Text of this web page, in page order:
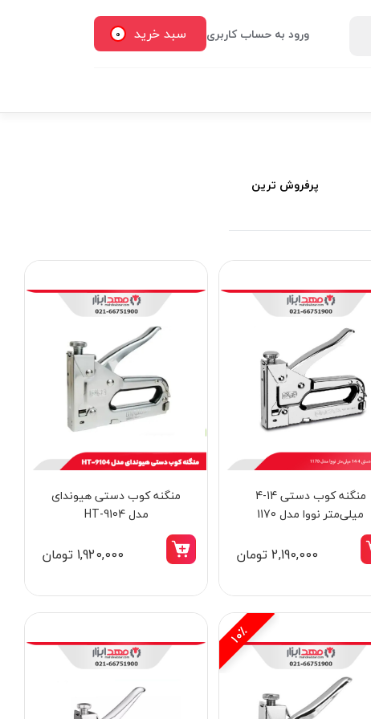
ورود به حساب کاربری سبد خرید 0
5٪
پرفروش ترین
منگنه کوب دستی 14-4
میلی‌متر نووا مدل 1170
2,190,000 تومان
منگنه کوب دستی هیوندای
مدل HT-9104
1,920,000 تومان
10٪